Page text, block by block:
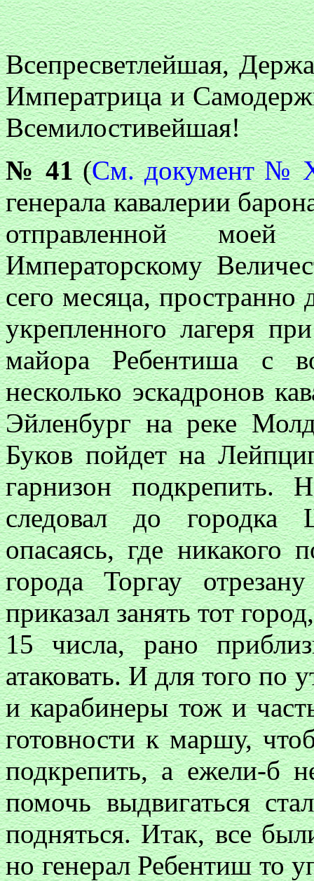
Всепресветлейшая,
Императрица и
Всемилостивейшая!
№ 41(См. документ №
генерала кавалерии
отправленной моей
Императорскому
сего месяца, пространно
укрепленного лагеря
майора Ребентиша с
несколько эскадронов
Эйленбург на реке
Буков пойдет на
гарнизон подкрепить.
следовал до городка
опасаясь, где никакого
города Торгау
приказал занять тот
15 числа, рано
атаковать. И для того по
и карабинеры тож и
готовности к маршу,
подкрепить, а ежели-б
помочь выдвигаться
подняться. Итак, все
но генерал Ребентиш то